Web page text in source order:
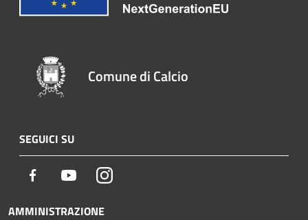
Comune di Calcio
SEGUICI SU
Facebook YoutubeInstagram
AMMINISTRAZIONE